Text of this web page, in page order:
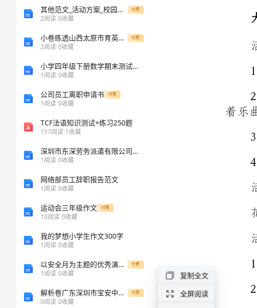
其他范文_活动方案_校园七一活动方案 付费
2阅读 0收藏
小卷练透山西太原市育英中学数学七年级上册有理数专题测评试卷（详解版） 付费
2阅读 0收藏
小学四年级下册数学期末测试卷精品【全优】
1阅读 0收藏
公司员工离职申请书 付费
1阅读 0收藏
TCF法语知识测试+练习250题
157阅读 1收藏
深圳市东深劳务派遣有限公司介绍企业发展分析报告
1阅读 0收藏
网络部员工辞职报告范文
1阅读 0收藏
运动会三年级作文 付费
10阅读 0收藏
我的梦想小学生作文300字
1阅读 0收藏
以安全月为主题的优秀演讲稿 付费
1阅读 0收藏
解析卷广东深圳市宝安中学物理北师大版八年级（下册）第七章运动和力定向测试试题（详解版） 付费
0阅读 0收藏
复制全文
全屏阅读